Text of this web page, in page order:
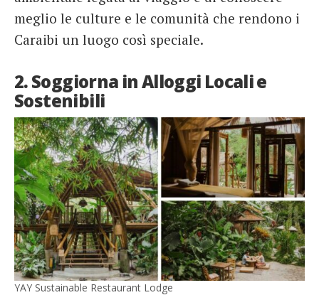
meglio le culture e le comunità che rendono i
Caraibi un luogo così speciale.
2. Soggiorna in Alloggi Locali e
Sostenibili
YAY Sustainable Restaurant Lodge